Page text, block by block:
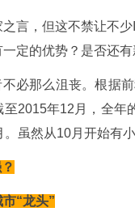
言，但这不禁让不
定的优势？是否还
必那么沮丧。根据
2015年12月，全年
虽然从10月开始有
“龙头”